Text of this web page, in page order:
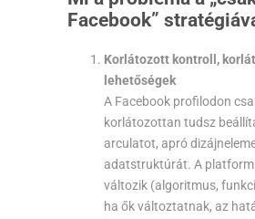
Facebook”
Korlátozott kontroll,
lehetőségek
A Facebook profilodon
korlátozottan tudsz
arculatot, apró
adatstruktúrát. A platform
változik (algoritmus,
ha ők változtatnak, az